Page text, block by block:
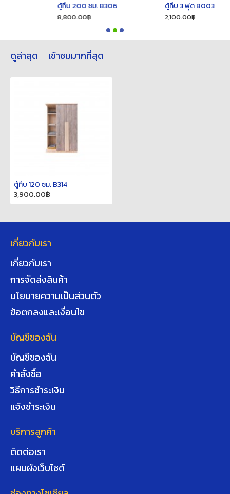
ตู้ทึบ 200 ซม. B306 ตู้ทึบ 3 ฟุต B003
ดูล่าสุด เข้าชมมากที่สุด
ตู้ทึบ 120 ซม. B314
3,900.00฿
เกี่ยวกับเรา
เกี่ยวกับเรา
การจัดส่งสินค้า
นโยบายความเป็นส่วนตัว
ข้อตกลงและเงื่อนไข
บัญชีของฉัน
บัญชีของฉัน
คำสั่งซื้อ
วิธีการชำระเงิน
แจ้งชำระเงิน
บริการลูกค้า
ติดต่อเรา
แผนผังเว็บไซต์